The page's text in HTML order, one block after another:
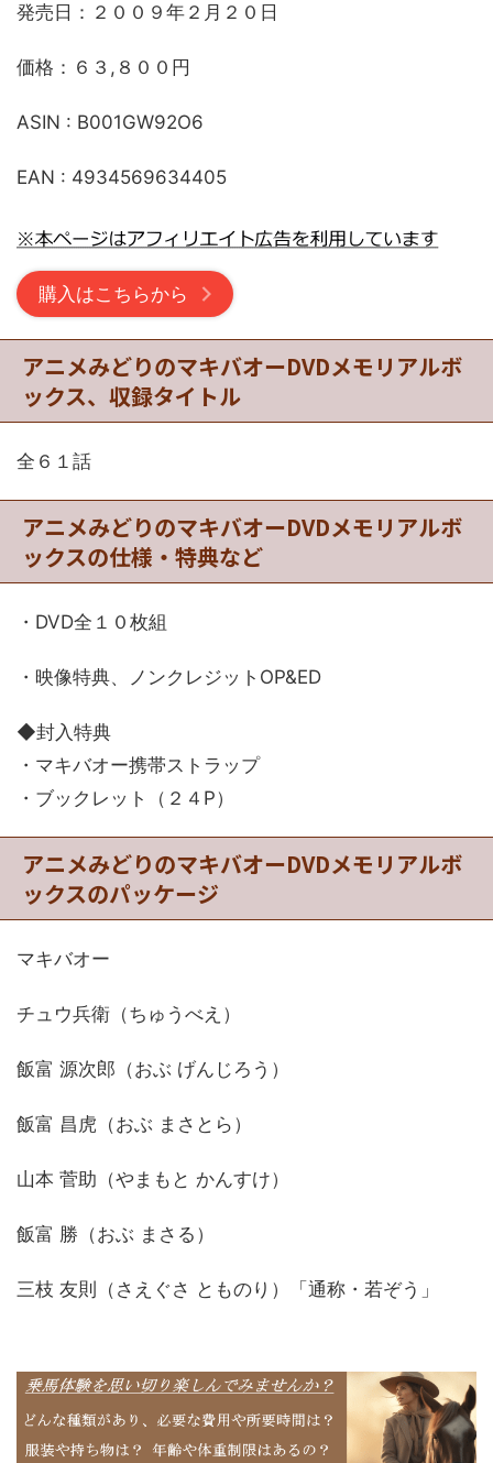
発売日：２００９年２月２０日
価格：６３,８００円
ASIN : B001GW92O6
EAN : 4934569634405
購入はこちらから
アニメみどりのマキバオーDVDメモリアルボ
ックス、収録タイトル
全６１話
アニメみどりのマキバオーDVDメモリアルボ
ックスの仕様・特典など
・DVD全１０枚組
・映像特典、ノンクレジットOP&ED
◆封入特典
・マキバオー携帯ストラップ
・ブックレット（２４P）
アニメみどりのマキバオーDVDメモリアルボ
ックスのパッケージ
マキバオー
チュウ兵衛（ちゅうべえ）
飯富 源次郎（おぶ げんじろう）
飯富 昌虎（おぶ まさとら）
山本 菅助（やまもと かんすけ）
飯富 勝（おぶ まさる）
三枝 友則（さえぐさ とものり）「通称・若ぞう」